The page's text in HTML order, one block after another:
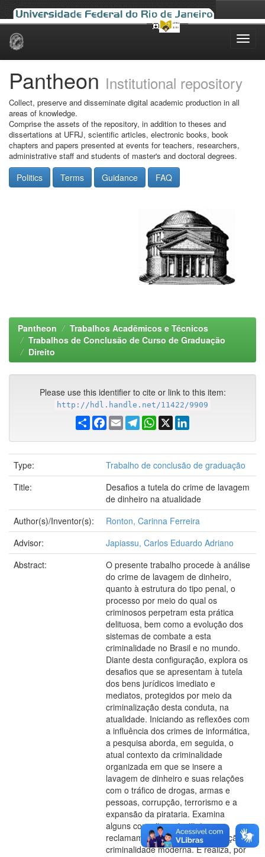
Skip
Pantheon Institutional repository
Collect, preserve and disseminate digital academic production in all
areas of knowledge.
Comprise the assets of the repository, in addition to theses and
dissertations at UFRJ, scientific articles, electronic books, book
chapters and papers presented at events for teachers, researchers,
administrative staff and students of master's and doctoral degrees.
Politics Terms Guidance FAQ
Pantheon
Trabalhos Acadêmicos e Técnicos
Trabalhos de Conclusão de Curso de Graduação
Direito
Please use this identifier to cite or link to this item:
http://hdl.handle.net/11422/9909
ShareFacebook
EmailTelegramWhatsApp
X
Type:
Trabalho de conclusão de graduação
Title:
Desafios a tutela do crime de lavagem
de dinheiro na atualidade
Author(s)/Inventor(s):
Ronton, Carinna Ferreira
Advisor:
Japiassu, Carlos Eduardo Adriano
Abstract:
O presente trabalho procede à análise
do crime de lavagem de dinheiro,
quanto à estrutura do tipo penal, o
processo por meio do qual os
criminosos perpetram esta prática
delituosa, bem como a evolução dos
sistemas de combate a esta
criminalidade no Brasil e no mundo.
Diante desta configuração, explora os
desafios que se apresentam à tutela
dos bens jurídicos imediato e
mediatos, protegidos por meio da
criminalização desta conduta, na
atualidade. Iniciando as reflexões com
a influência dos crimes de informática,
a pesquisa aborda, em seguida, o
atual contexto da criminalidade
organizada em que se insere a
lavagem de dinheiro e suas relações
com o tráfico de drogas, armas e
pessoas, corrupção, terrorismo e a
expansão da pirataria. Examina
alguns conceitos e institutos que
reclamam flexibilização e adaptação à
criminalidade moderna. E realiza, por